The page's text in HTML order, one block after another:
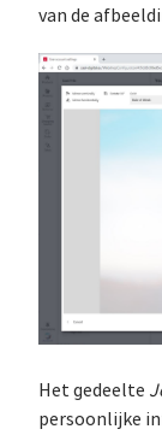
van de
Het gedeelte
persoonlijke